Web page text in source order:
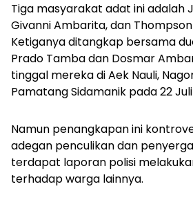
Tiga masyarakat adat ini adalah
Givanni Ambarita, dan
Ketiganya ditangkap bersama
Prado Tamba dan Dosmar
tinggal mereka di Aek Nauli,
Pamatang Sidamanik pada 22
Namun penangkapan ini
adegan penculikan dan
terdapat laporan polisi
terhadap warga lainnya.